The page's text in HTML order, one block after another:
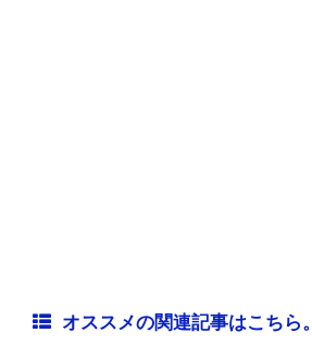
オススメの関連記事はこちら。